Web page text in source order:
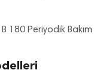
180 Periyodik Bakım